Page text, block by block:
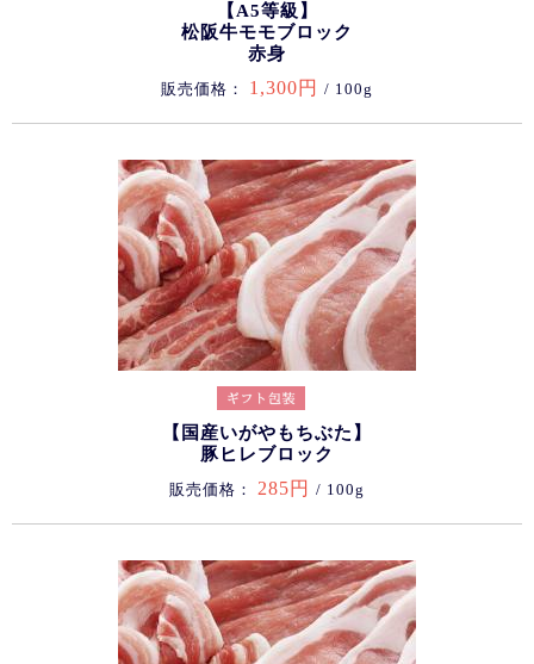
【A5等級】
松阪牛モモブロック
赤身
販売価格： 1,300円 / 100g
【国産いがやもちぶた】
豚ヒレブロック
販売価格： 285円 / 100g